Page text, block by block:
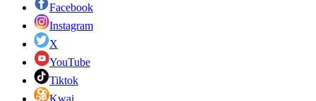
Facebook
Instagram
X
YouTube
Tiktok
Kwai